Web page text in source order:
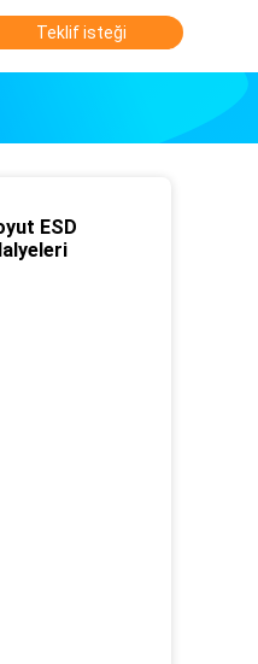
Teklif isteği
ESD